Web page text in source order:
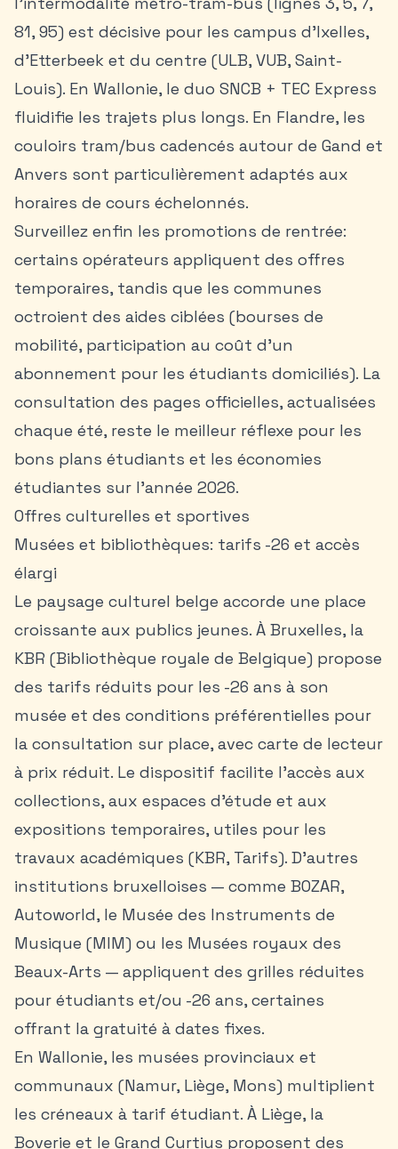
81, 95) est décisive pour les campus d’Ixelles,
d’Etterbeek et du centre (ULB, VUB, Saint-
Louis). En Wallonie, le duo SNCB + TEC Express
fluidifie les trajets plus longs. En Flandre, les
couloirs tram/bus cadencés autour de Gand et
Anvers sont particulièrement adaptés aux
horaires de cours échelonnés.
Surveillez enfin les promotions de rentrée:
certains opérateurs appliquent des offres
temporaires, tandis que les communes
octroient des aides ciblées (bourses de
mobilité, participation au coût d’un
abonnement pour les étudiants domiciliés). La
consultation des pages officielles, actualisées
chaque été, reste le meilleur réflexe pour les
bons plans étudiants et les économies
étudiantes sur l’année 2026.
Offres culturelles et sportives
Musées et bibliothèques: tarifs -26 et accès
élargi
Le paysage culturel belge accorde une place
croissante aux publics jeunes. À Bruxelles, la
KBR (Bibliothèque royale de Belgique) propose
des tarifs réduits pour les -26 ans à son
musée et des conditions préférentielles pour
la consultation sur place, avec carte de lecteur
à prix réduit. Le dispositif facilite l’accès aux
collections, aux espaces d’étude et aux
expositions temporaires, utiles pour les
travaux académiques (KBR, Tarifs). D’autres
institutions bruxelloises — comme BOZAR,
Autoworld, le Musée des Instruments de
Musique (MIM) ou les Musées royaux des
Beaux-Arts — appliquent des grilles réduites
pour étudiants et/ou -26 ans, certaines
offrant la gratuité à dates fixes.
En Wallonie, les musées provinciaux et
communaux (Namur, Liège, Mons) multiplient
les créneaux à tarif étudiant. À Liège, la
Boverie et le Grand Curtius proposent des